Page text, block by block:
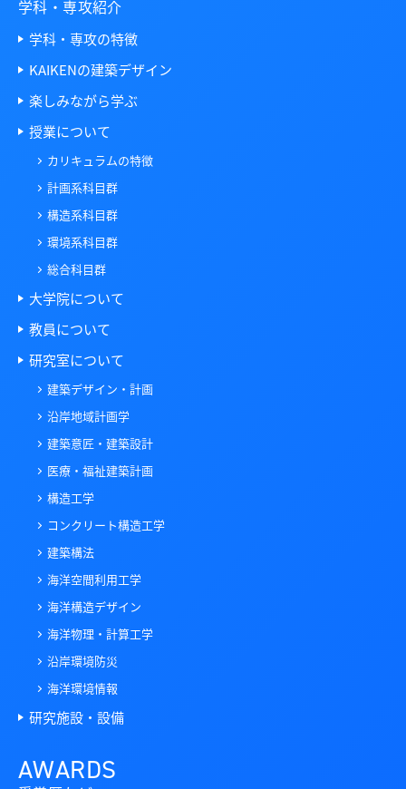
学科・専攻紹介
学科・専攻の特徴
KAIKENの建築デザイン
楽しみながら学ぶ
授業について
カリキュラムの特徴
計画系科目群
構造系科目群
環境系科目群
総合科目群
大学院について
教員について
研究室について
建築デザイン・計画
沿岸地域計画学
建築意匠・建築設計
医療・福祉建築計画
構造工学
コンクリート構造工学
建築構法
海洋空間利用工学
海洋構造デザイン
海洋物理・計算工学
沿岸環境防災
海洋環境情報
研究施設・設備
AWARDS